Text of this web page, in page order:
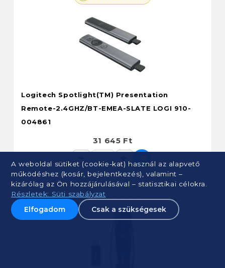
Logitech Spotlight(TM) Presentation
Remote-2.4GHZ/BT-EMEA-SLATE LOGI 910-
004861
31 645 Ft
1-2 munkanap
A weboldal sütiket (cookie-kat) használ az alapvető
működéshez (kosár, bejelentkezés), valamint –
kizárólag az Ön hozzájárulásával – statisztikai célokra.
Részletek: Süti szabályzat
Elfogadom Csak a szükségesek